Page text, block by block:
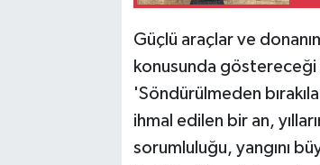
Güçlü araçlar ve
konusunda göstereceği
'Söndürülmeden
ihmal edilen bir an,
sorumluluğu, yangını